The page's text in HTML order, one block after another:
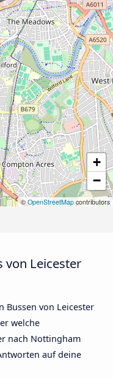
+
−
©OpenStreetMap contributors
von Leicester
Bussen von Leicester
welche
nach Nottingham
auf deine